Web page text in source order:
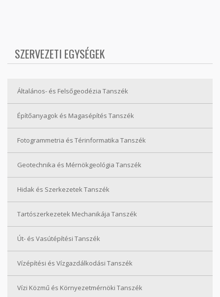
SZERVEZETI EGYSÉGEK
Általános- és Felsőgeodézia Tanszék
Építőanyagok és Magasépítés Tanszék
Fotogrammetria és Térinformatika Tanszék
Geotechnika és Mérnökgeológia Tanszék
Hidak és Szerkezetek Tanszék
Tartószerkezetek Mechanikája Tanszék
Út- és Vasútépítési Tanszék
Vízépítési és Vízgazdálkodási Tanszék
Vízi Közmű és Környezetmérnöki Tanszék